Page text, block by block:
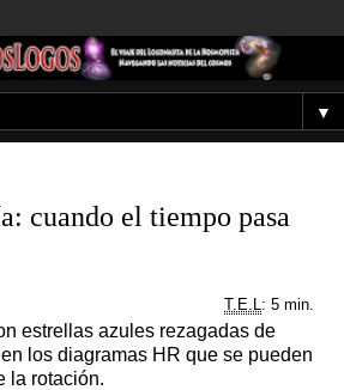
▼
cuando el tiempo pasa
T.E.L : 5 min.
estrellas azules rezagadas de
los diagramas HR que se pueden
la rotación.